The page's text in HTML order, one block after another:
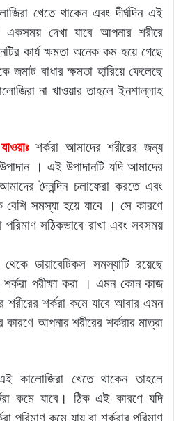
খেতে থাকেন এবং দীর্ঘদিন এই
দেখা যাবে আপনার শরীরে
কার্য ক্ষমতা অনেক কম হয়ে গেছে
বাধার ক্ষমতা হারিয়ে ফেলেছে
না খাওয়ার তাহলে ইনশাল্লাহ
শর্করা আমাদের শরীরের জন্য
। এই উপাদানটি যদি আমাদের
দৈনন্দিন চলাফেরা করতে এবং
সমস্যা হয়ে যাবে । সে কারণে
পরিমাণ সঠিকভাবে রাখা এবং সবসময়
ডায়াবেটিকস সমস্যাটি রয়েছে
শর্করা পরীক্ষা করা । এমন কোন কাজ
শরীরের শর্করা কমে যাবে আবার এমন
আপনার শরীরের শর্করার মাত্রা
কালোজিরা খেতে থাকেন তাহলে
কমে যাবে। ঠিক এই কারণে যদি
পরিমাণ কমে যায় বা শর্করার পরিমাণ